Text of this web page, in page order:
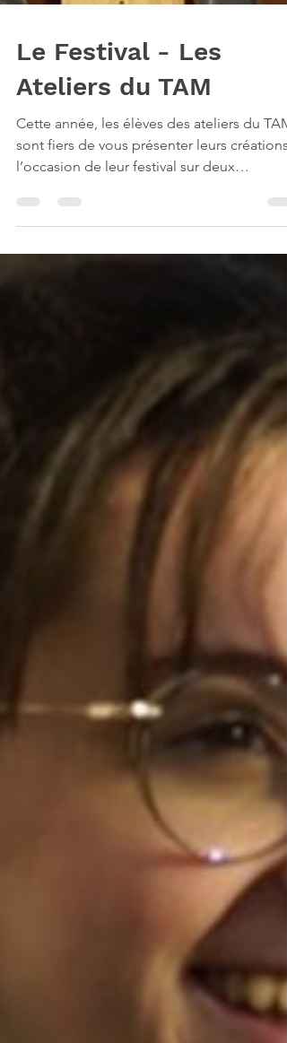
Le Festival - Les
Ateliers du TAM
Cette année, les élèves des ateliers du TAM
l’occasion de leur festival sur deux
weekends...